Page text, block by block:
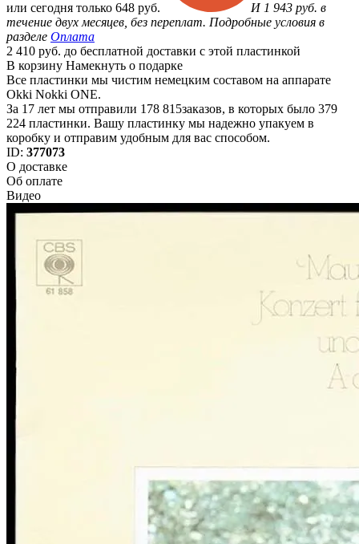
или сегодня только 648 руб.
И 1 943 руб. в
течение двух месяцев, без переплат. Подробные условия в
разделе Оплата
2 410 руб. до бесплатной доставки с этой пластинкой
В корзину Намекнуть о подарке
Все пластинки мы чистим немецким составом на аппарате
Okki Nokki ONE.
За 17 лет мы отправили 178 815заказов, в которых было 379
224 пластинки. Вашу пластинку мы надежно упакуем в
коробку и отправим удобным для вас способом.
ID: 377073
О доставке
Об оплате
Видео